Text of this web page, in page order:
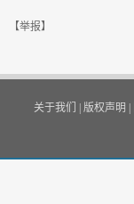
【举报】
关于我们 版权声明